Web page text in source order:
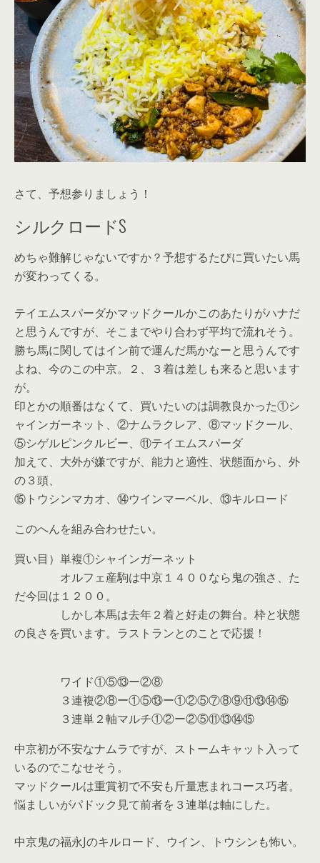
さて、予想参りましょう！
シルクロードS
めちゃ難解じゃないですか？予想するたびに買いたい馬
が変わってくる。
テイエムスパーダかマッドクールかこのあたりがハナだ
と思うんですが、そこまでやり合わず平均で流れそう。
勝ち馬に関してはイン前で運んだ馬かなーと思うんです
よね、今のこの中京。２、３着は差しも来ると思います
が。
印とかの順番はなくて、買いたいのは調教良かった①シ
ャインガーネット、②ナムラクレア、⑧マッドクール、
⑤シゲルピンクルビー、⑪テイエムスパーダ
加えて、大外が嫌ですが、能力と適性、状態面から、外
の３頭、
⑮トウシンマカオ、⑭ウインマーベル、⑬キルロード
このへんを組み合わせたい。
買い目）単複①シャインガーネット
オルフェ産駒は中京１４００なら鬼の強さ、た
だ今回は１２００。
しかし本馬は去年２着と好走の舞台。枠と状態
の良さを買います。ラストランとのことで応援！
ワイド①⑤⑬ー②⑧
３連複②⑧ー①⑤⑬ー①②⑤⑦⑧⑨⑪⑬⑭⑮
３連単２軸マルチ①②ー②⑤⑪⑬⑭⑮
中京初が不安なナムラですが、ストームキャット入って
いるのでこなせそう。
マッドクールは重賞初で不安も斤量恵まれコース巧者。
悩ましいがパドック見て前者を３連単は軸にした。
中京鬼の福永Jのキルロード、ウイン、トウシンも怖い。